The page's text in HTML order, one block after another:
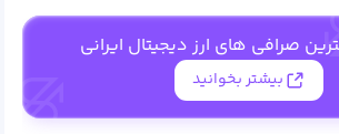
صرافی های ارز دیجیتال ایرانی
بیشتر بخوانید